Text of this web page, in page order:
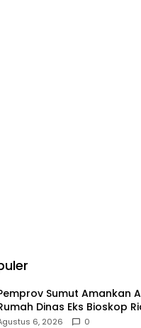
Sumut Amankan
Dinas Eks Bioskop
6, 2026 0